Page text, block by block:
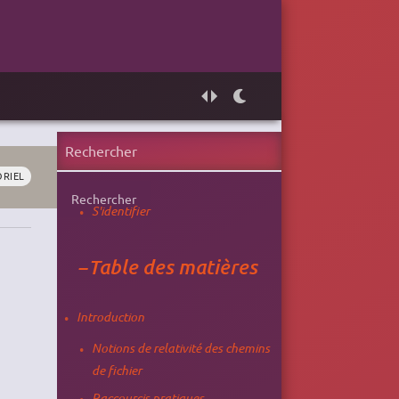
Rechercher
S'identifier
−Table des matières
Introduction
Notions de relativité des chemins
de fichier